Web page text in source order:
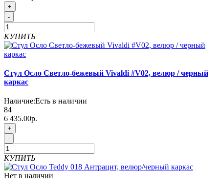
+
-
КУПИТЬ
Стул Осло Светло-бежевый Vivaldi #V02, велюр / черный
каркас
Наличие:Есть в наличии
84
6 435.00р.
+
-
КУПИТЬ
Нет в наличии